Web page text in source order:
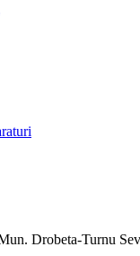
Drobeta-Turnu